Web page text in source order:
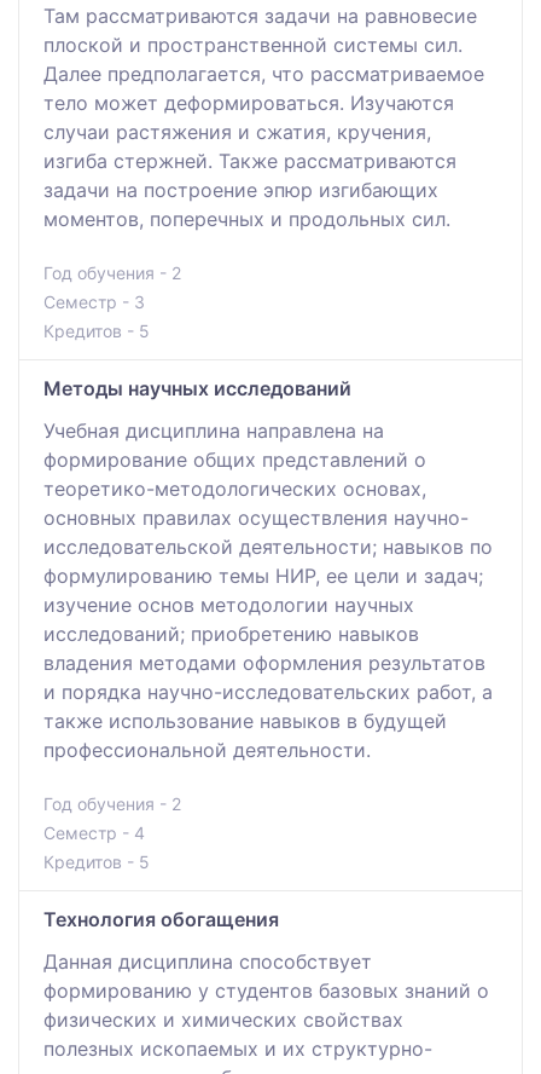
Там рассматриваются задачи на равновесие
плоской и пространственной системы сил.
Далее предполагается, что рассматриваемое
тело может деформироваться. Изучаются
случаи растяжения и сжатия, кручения,
изгиба стержней. Также рассматриваются
задачи на построение эпюр изгибающих
моментов, поперечных и продольных сил.
Год обучения - 2
Семестр - 3
Кредитов - 5
Методы научных исследований
Учебная дисциплина направлена на
формирование общих представлений о
теоретико-методологических основах,
основных правилах осуществления научно-
исследовательской деятельности; навыков по
формулированию темы НИР, ее цели и задач;
изучение основ методологии научных
исследований; приобретению навыков
владения методами оформления результатов
и порядка научно-исследовательских работ, а
также использование навыков в будущей
профессиональной деятельности.
Год обучения - 2
Семестр - 4
Кредитов - 5
Технология обогащения
Данная дисциплина способствует
формированию у студентов базовых знаний о
физических и химических свойствах
полезных ископаемых и их структурно-